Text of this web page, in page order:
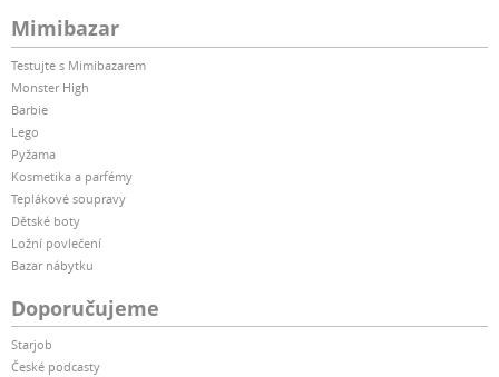
Mimibazar
Testujte s Mimibazarem
Monster High
Barbie
Lego
Pyžama
Kosmetika a parfémy
Teplákové soupravy
Dětské boty
Ložní povlečení
Bazar nábytku
Doporučujeme
Starjob
České podcasty